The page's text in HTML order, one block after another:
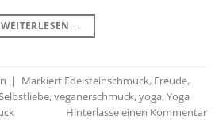
WEITERLESEN →
| Markiert Edelsteinschmuck, Freude,
,veganerschmuck,yoga,Yoga
Hinterlasse einen Kommentar